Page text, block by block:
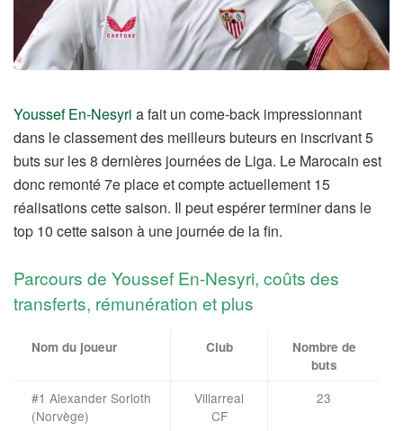
Youssef En-Nesyri a fait un come-back impressionnant
dans le classement des meilleurs buteurs en inscrivant 5
buts sur les 8 dernières journées de Liga. Le Marocain est
donc remonté 7e place et compte actuellement 15
réalisations cette saison. Il peut espérer terminer dans le
top 10 cette saison à une journée de la fin.
Parcours de Youssef En-Nesyri, coûts des
transferts, rémunération et plus
Nom du joueur Club
Nombre de
buts
#1 Alexander Sorloth
(Norvège)
Villarreal
CF
23